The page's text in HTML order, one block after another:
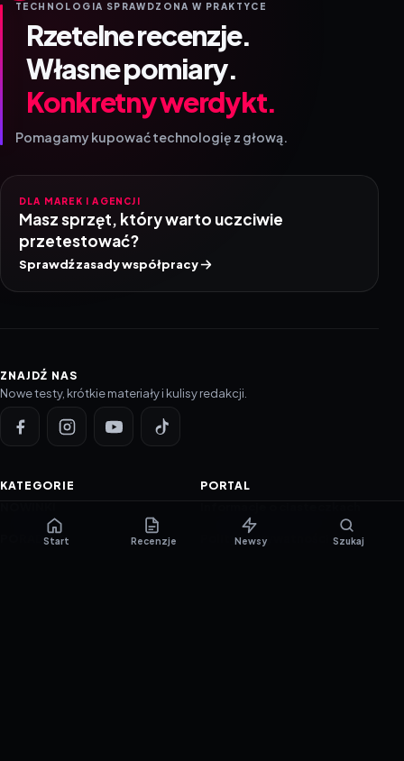
TECHNOLOGIA SPRAWDZONA W PRAKTYCE
Rzetelne recenzje.
Własne pomiary.
Konkretny werdykt.
Pomagamy kupować technologię z głową.
DLA MAREK I AGENCJI
Masz sprzęt, który warto uczciwie
przetestować?
Sprawdź zasady współpracy
ZNAJDŹ NAS
Nowe testy, krótkie materiały i kulisy redakcji.
KATEGORIE
PORADNIKI
PORTAL
Polityka prywatności
Start Recenzje Newsy Szukaj